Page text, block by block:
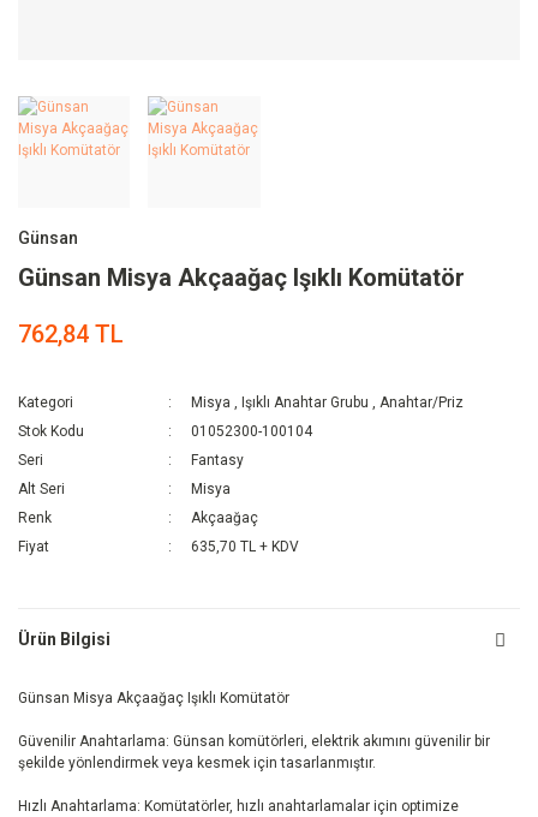
Günsan
Günsan Misya Akçaağaç Işıklı Komütatör
762,84 TL
Kategori Misya , Işıklı Anahtar Grubu ,Anahtar/Priz
Stok Kodu
01052300-100104
Seri
Fantasy
Alt Seri
Misya
Renk
Akçaağaç
Fiyat
635,70 TL + KDV
Ürün Bilgisi
Günsan Misya Akçaağaç Işıklı Komütatör
Güvenilir Anahtarlama: Günsan komütörleri, elektrik akımını güvenilir bir
şekilde yönlendirmek veya kesmek için tasarlanmıştır.
Hızlı Anahtarlama: Komütatörler, hızlı anahtarlamalar için optimize